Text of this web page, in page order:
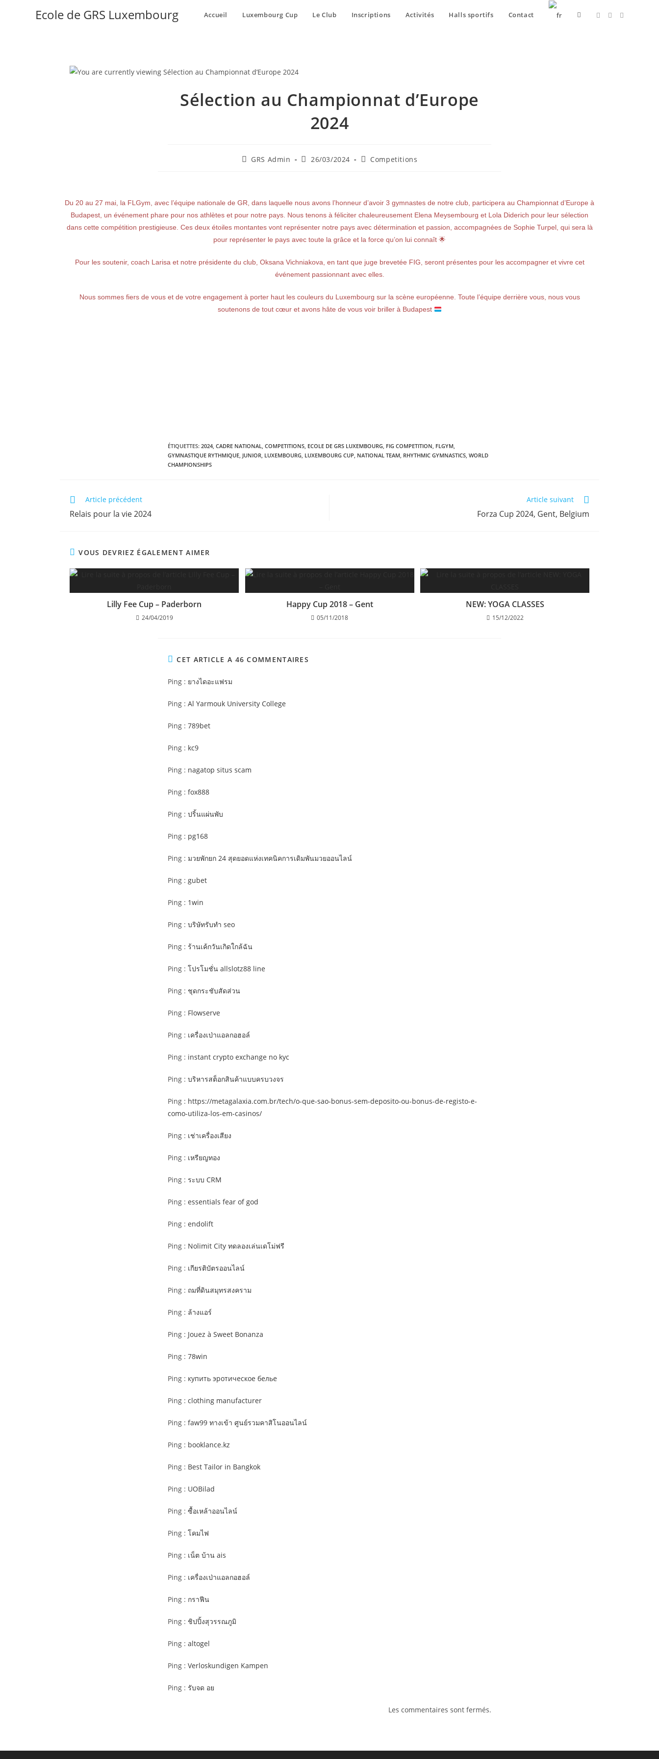
Ecole de GRS Luxembourg Accueil Luxembourg Cup Le Club Inscriptions Activités Halls sportifs Contact
Sélection au Championnat d’Europe
2024
GRS Admin 26/03/2024 Competitions
Du 20 au 27 mai, la FLGym, avec l’équipe nationale de GR, dans laquelle nous avons l’honneur d’avoir 3 gymnastes de notre club, participera au Championnat d’Europe à
Budapest, un événement phare pour nos athlètes et pour notre pays. Nous tenons à féliciter chaleureusement Elena Meysembourg et Lola Diderich pour leur sélection
dans cette compétition prestigieuse. Ces deux étoiles montantes vont représenter notre pays avec détermination et passion, accompagnées de Sophie Turpel, qui sera là
pour représenter le pays avec toute la grâce et la force qu’on lui connaît 🌟
Pour les soutenir, coach Larisa et notre présidente du club, Oksana Vichniakova, en tant que juge brevetée FIG, seront présentes pour les accompagner et vivre cet
événement passionnant avec elles.
Nous sommes fiers de vous et de votre engagement à porter haut les couleurs du Luxembourg sur la scène européenne. Toute l’équipe derrière vous, nous vous
soutenons de tout cœur et avons hâte de vous voir briller à Budapest
ÉTIQUETTES: 2024, CADRE NATIONAL, COMPETITIONS, ECOLE DE GRS LUXEMBOURG, FIG COMPETITION, FLGYM,
GYMNASTIQUE RYTHMIQUE, JUNIOR, LUXEMBOURG, LUXEMBOURG CUP, NATIONAL TEAM, RHYTHMIC GYMNASTICS, WORLD
CHAMPIONSHIPS
Article précédent
Relais pour la vie 2024
Article suivant
Forza Cup 2024, Gent, Belgium
VOUS DEVRIEZ ÉGALEMENT AIMER
Lilly Fee Cup – Paderborn
24/04/2019
Happy Cup 2018 – Gent
05/11/2018
NEW: YOGA CLASSES
15/12/2022
CET ARTICLE A 46 COMMENTAIRES
Ping : ยางไดอะแฟรม
Ping : Al Yarmouk University College
Ping : 789bet
Ping : kc9
Ping : nagatop situs scam
Ping : fox888
Ping : ปริ้นแผ่นพับ
Ping : pg168
Ping : มวยพักยก 24 สุดยอดแห่งเทคนิคการเดิมพันมวยออนไลน์
Ping : gubet
Ping : 1win
Ping : บริษัทรับทำ seo
Ping : ร้านเค้กวันเกิดใกล้ฉัน
Ping : โปรโมชั่น allslotz88 line
Ping : ชุดกระชับสัดส่วน
Ping : Flowserve
Ping : เครื่องเป่าแอลกอฮอล์
Ping : instant crypto exchange no kyc
Ping : บริหารสต็อกสินค้าแบบครบวงจร
Ping : https://metagalaxia.com.br/tech/o-que-sao-bonus-sem-deposito-ou-bonus-de-registo-e-
como-utiliza-los-em-casinos/
Ping : เช่าเครื่องเสียง
Ping : เหรียญทอง
Ping : ระบบ CRM
Ping : essentials fear of god
Ping : endolift
Ping : Nolimit City ทดลองเล่นเดโม่ฟรี
Ping : เกียรติบัตรออนไลน์
Ping : ถมที่ดินสมุทรสงคราม
Ping : ล้างแอร์
Ping : Jouez à Sweet Bonanza
Ping : 78win
Ping : купить эротическое белье
Ping : clothing manufacturer
Ping : faw99 ทางเข้า ศูนย์รวมคาสิโนออนไลน์
Ping : booklance.kz
Ping : Best Tailor in Bangkok
Ping : UOBilad
Ping : ซื้อเหล้าออนไลน์
Ping : โคมไฟ
Ping : เน็ต บ้าน ais
Ping : เครื่องเป่าแอลกอฮอล์
Ping : กราฟีน
Ping : ชิปปิ้งสุวรรณภูมิ
Ping : altogel
Ping : Verloskundigen Kampen
Ping : รับจด อย
Les commentaires sont fermés.